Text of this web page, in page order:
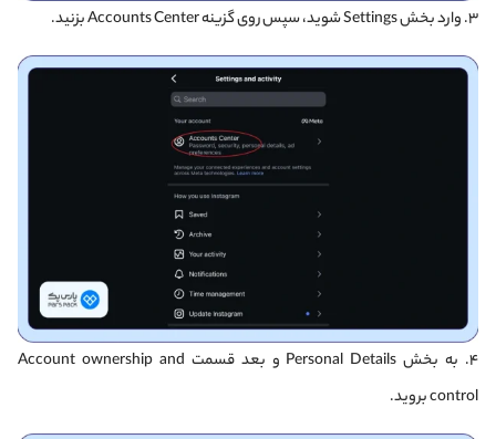
۳. وارد بخش Settings شوید، سپس روی گزینه Accounts Center بزنید.
۴. به بخش Personal Details و بعد قسمت Account ownership and
control بروید.